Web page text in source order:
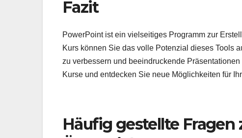
Fazit
PowerPoint ist ein vielseitiges Programm zur
Kurs können Sie das volle Potenzial dieses Tools
zu verbessern und beeindruckende
Kurse und entdecken Sie neue Möglichkeiten für
Häufig gestellte